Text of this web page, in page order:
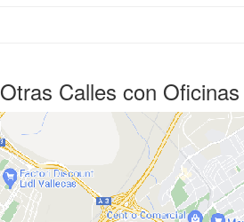
Otras Calles con